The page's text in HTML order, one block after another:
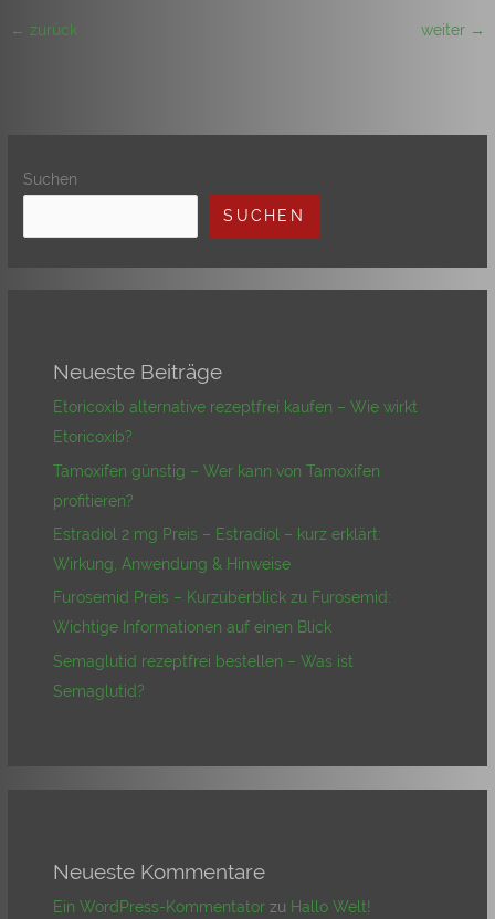
← zurück weiter →
Suchen
SUCHEN
Neueste Beiträge
Etoricoxib alternative rezeptfrei kaufen – Wie wirkt
Etoricoxib?
Tamoxifen günstig – Wer kann von Tamoxifen
profitieren?
Estradiol 2 mg Preis – Estradiol – kurz erklärt:
Wirkung, Anwendung & Hinweise
Furosemid Preis – Kurzüberblick zu Furosemid:
Wichtige Informationen auf einen Blick
Semaglutid rezeptfrei bestellen – Was ist
Semaglutid?
Neueste Kommentare
Ein WordPress-Kommentator zu Hallo Welt!